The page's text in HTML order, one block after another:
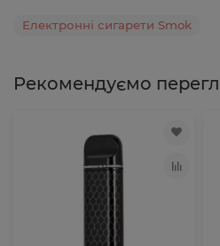
Електронні сигарети Smok
Рекомендуємо